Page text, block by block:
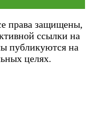
защищены,
ссылки на
публикуются на
целях.